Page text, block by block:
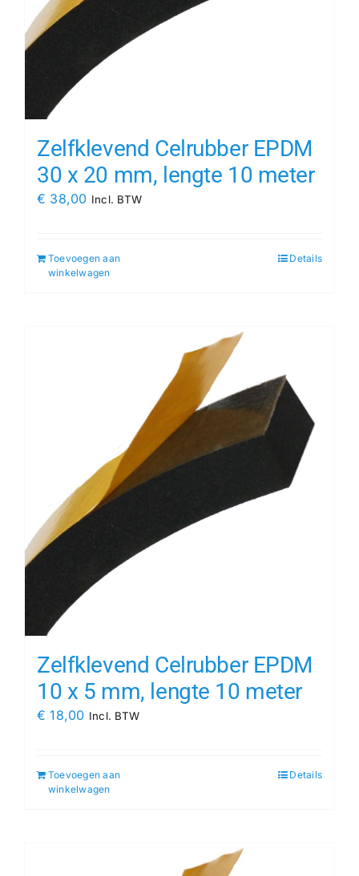
Zelfklevend Celrubber EPDM
30 x 20 mm, lengte 10 meter
€ 38,00 Incl. BTW
Toevoegen aan
winkelwagen
Details
Zelfklevend Celrubber EPDM
10 x 5 mm, lengte 10 meter
€ 18,00 Incl. BTW
Toevoegen aan
winkelwagen
Details